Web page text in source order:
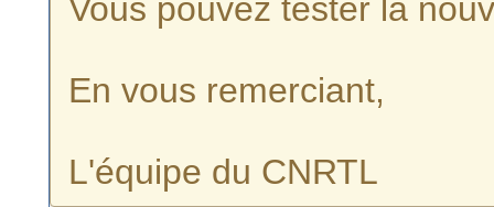
Vous pouvez tester la
En vous remerciant,
L'équipe du CNRTL